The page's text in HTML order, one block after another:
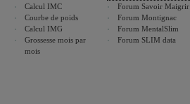
Calcul IMC
Courbe de poids
Calcul IMG
Grossesse mois par
mois
Forum Savoir Maigrir
Forum Montignac
Forum MentalSlim
Forum SLIM data